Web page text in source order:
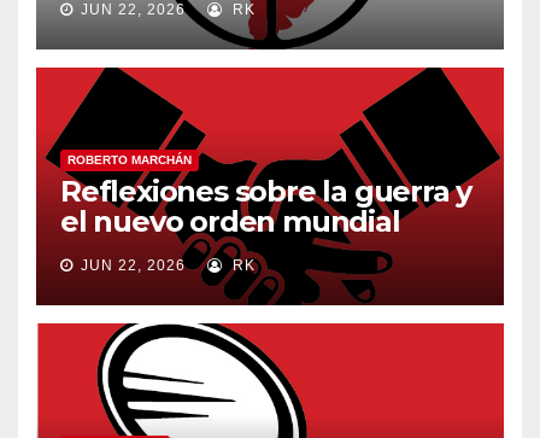
JUN 22, 2026 RK
ROBERTO MARCHÁN
Reflexiones sobre la guerra y
el nuevo orden mundial
JUN 22, 2026 RK